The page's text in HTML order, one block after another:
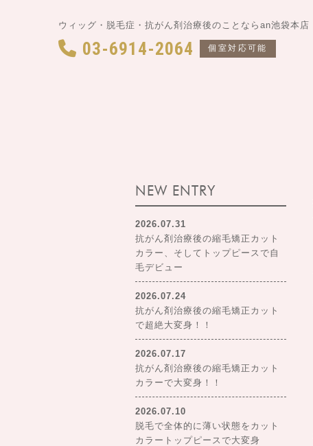
ウィッグ・脱毛症・抗がん剤治療後のことならan池袋本店
03-6914-2064 個室対応可能
NEW ENTRY
2026.07.31
抗がん剤治療後の縮毛矯正カット
カラー、そしてトップピースで自
毛デビュー
2026.07.24
抗がん剤治療後の縮毛矯正カット
で超絶大変身！！
2026.07.17
抗がん剤治療後の縮毛矯正カット
カラーで大変身！！
2026.07.10
脱毛で全体的に薄い状態をカット
カラートップピースで大変身